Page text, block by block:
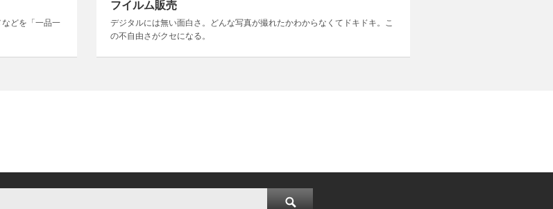
どを「一品一
フイルム販売
デジタルには無い面白さ。どんな写真が撮れたかわからなくてドキドキ。こ
の不自由さがクセになる。